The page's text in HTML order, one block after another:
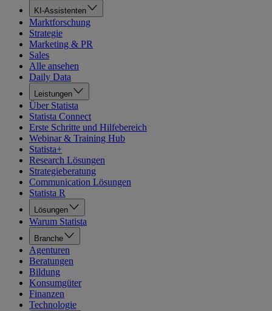
KI-Assistenten
Marktforschung
Strategie
Marketing & PR
Sales
Alle ansehen
Daily Data
Leistungen
Über Statista
Statista Connect
Erste Schritte und Hilfebereich
Webinar & Training Hub
Statista+
Research Lösungen
Strategieberatung
Communication Lösungen
Statista R
Lösungen
Warum Statista
Branche
Agenturen
Beratungen
Bildung
Konsumgüter
Finanzen
Technologie